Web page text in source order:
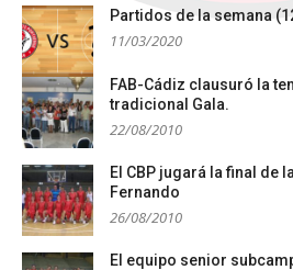
Partidos de la semana
11/03/2020
FAB-Cádiz clausuró la
tradicional Gala.
22/08/2010
El CBP jugará la final de
Fernando
26/08/2010
El equipo senior